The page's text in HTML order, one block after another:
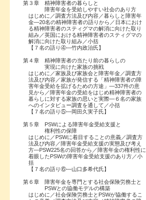
第３章 精神障害者の暮らしと
障害年金を受給しやすい社会のあり方
はじめに／調査方法及び内容／暮らしと障害年
金―20名の精神障害者の語りから／日本におけ
る精神障害者のスティグマの解消に向けた取り
組み／英国における精神障害者のスティグマの
解消に向けた取り組み／小括
【７名の語り④―竹内政治氏】
第４章 精神障害者の当たり前の暮らしの
実現に向けた家族の挑戦
はじめに／家族及び家族会と障害年金／調査方
法及び内容／家族が発信する「精神障害者の障
害年金受給を拡げるための方途」―337件の意
見から／障害年金の受給をはじめ精神障害者の
暮らしに対する家族の思いと実際―６名の家族
へのインタビュー調査を通して／小括
【７名の語り⑤―岡田久実子氏】
第５章 PSWによる障害年金受給支援と
権利性の保障
はじめに／PSWに着目することの意義／調査方
法及び内容／障害年金受給支援の実態及び考え
方―PSW225名の回答から／障害年金の権利性に
着眼したPSWの障害年金受給支援のあり方／小
括
【７名の語り⑥―山口多希代氏】
第６章 障害年金を専門とする社会保険労務士と
PSWとの協働モデルの構築
はじめに／社会保険労務士とPSWが協働するこ